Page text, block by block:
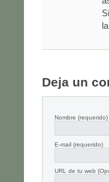
Deja un
Nombre (requerido)
E-mail (requerido)
URL de tu web